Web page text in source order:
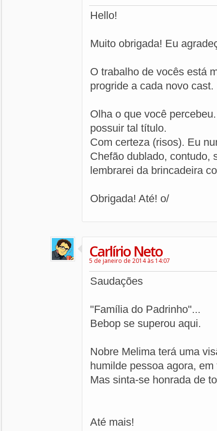
Hello!
Muito obrigada! Eu
O trabalho de vocês está
progride a cada novo cast.
Olha o que você
possuir tal título.
Com certeza (risos). Eu
Chefão dublado, contudo,
lembrarei da brincadeira
Obrigada! Até! o/
Carlírio Neto
5 de janeiro de 2014 às 14:07
Saudações
"Família do Padrinho"...
Bebop se superou aqui.
Nobre Melima terá uma
humilde pessoa agora, em
Mas sinta-se honrada de
Até mais!